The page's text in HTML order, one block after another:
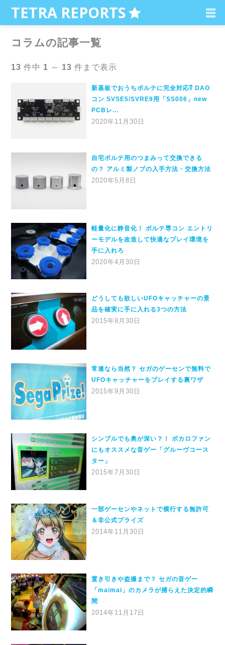
TETRA REPORTS C
コラムの記事一覧
13 件中 1 ～ 13 件まで表示
新基板でおうちボルテに完全対応⁉ DAO
コン SVSE5/SVRE9用「SS006」new
PCBレ...
2020年11月30日
自宅ボルテ用のつまみって交換できる
の？ アルミ製ノブの入手方法・交換方法
2020年5月8日
軽量化に静音化！ ボルテ専コン エントリ
ーモデルを改造して快適なプレイ環境を
手に入れろ
2020年4月30日
どうしても欲しいUFOキャッチャーの景
品を確実に手に入れる3つの方法
2015年9月30日
常連なら当然？ セガのゲーセンで無料で
UFOキャッチャーをプレイする裏ワザ
2015年9月30日
シンプルでも奥が深い？！ ボカロファン
にもオススメな音ゲー「グルーヴコース
ター」
2015年7月30日
一部ゲーセンやネットで横行する無許可
＆非公式プライズ
2014年11月30日
置き引きや盗撮まで？ セガの音ゲー
「maimai」のカメラが捕らえた決定的瞬
間
2014年11月17日